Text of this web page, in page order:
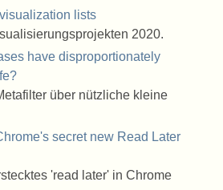
lists
2020.
have disproportionately
über nützliche kleine
secret new Read Later
'read later' in Chrome